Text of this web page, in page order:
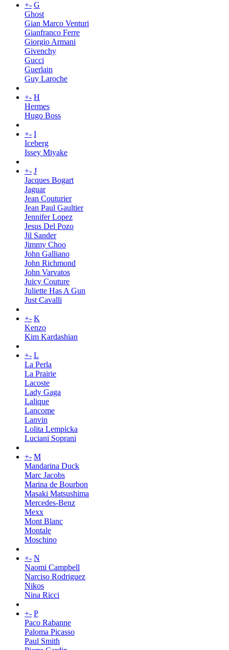
+- G
Ghost
Gian Marco Venturi
Gianfranco Ferre
Giorgio Armani
Givenchy
Gucci
Guerlain
Guy Laroche
+- H
Hermes
Hugo Boss
+- I
Iceberg
Issey Miyake
+- J
Jacques Bogart
Jaguar
Jean Couturier
Jean Paul Gaultier
Jennifer Lopez
Jesus Del Pozo
Jil Sander
Jimmy Choo
John Galliano
John Richmond
John Varvatos
Juicy Couture
Juliette Has A Gun
Just Cavalli
+- K
Kenzo
Kim Kardashian
+- L
La Perla
La Prairie
Lacoste
Lady Gaga
Lalique
Lancome
Lanvin
Lolita Lempicka
Luciani Soprani
+- M
Mandarina Duck
Marc Jacobs
Marina de Bourbon
Masaki Matsushima
Mercedes-Benz
Mexx
Mont Blanc
Montale
Moschino
+- N
Naomi Campbell
Narciso Rodriguez
Nikos
Nina Ricci
+- P
Paco Rabanne
Paloma Picasso
Paul Smith